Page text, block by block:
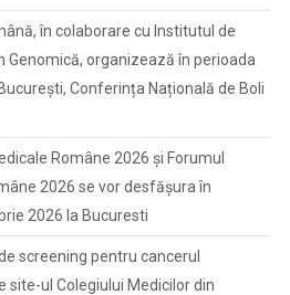
în colaborare cu Institutul de
Genomică, organizează în perioada
Conferința Națională de Boli
Române 2026 și Forumul
2026 se vor desfășura în
2026 la Bucuresti
screening pentru cancerul
site-ul Colegiului Medicilor din